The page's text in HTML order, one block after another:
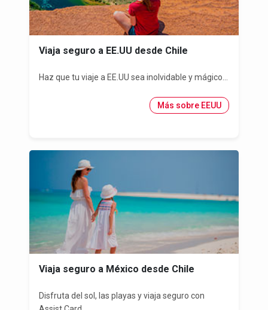
Viaja seguro a EE.UU desde Chile
Haz que tu viaje a EE.UU sea inolvidable y mágico...
Más sobre EEUU
Viaja seguro a México desde Chile
Disfruta del sol, las playas y viaja seguro con